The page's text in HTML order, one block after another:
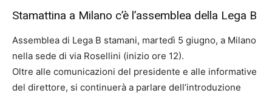
Stamattina a Milano c’è l’assemblea della Lega B
Assemblea di Lega B stamani, martedì 5 giugno, a Milano
nella sede di via Rosellini (inizio ore 12).
Oltre alle comunicazioni del presidente e alle informative
del direttore, si continuerà a parlare dell’introduzione